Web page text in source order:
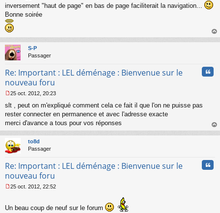
u
inversement "haut de page" en bas de page faciliterait la navigation...
Bonne soirée
au
S-P
Passager
Re: Important : LEL déménage : Bienvenue sur le
nouveau foru
e
s
s
g
e
n
n
u
25 oct. 2012, 20:23
slt , peut on m'expliqué comment cela ce fait il que l'on ne puisse pas
rester connecter en permanence et avec l'adresse exacte
merci d'avance a tous pour vos réponses
au
to8d
Passager
Re: Important : LEL déménage : Bienvenue sur le
nouveau foru
s
25 oct. 2012, 22:52
Un beau coup de neuf sur le forum